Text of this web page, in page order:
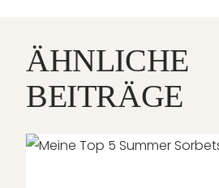
ÄHNLICHE
BEITRÄGE